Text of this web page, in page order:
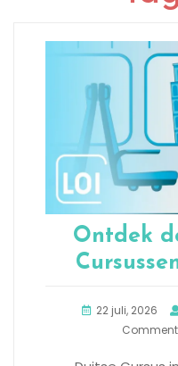
Ontdek
22 juli, 2026